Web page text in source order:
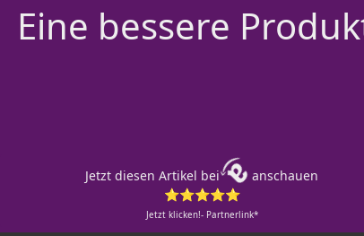
Eine bessere
Jetzt diesen Artikel bei
anschauen
⭐⭐⭐⭐⭐
Jetzt klicken!- Partnerlink*